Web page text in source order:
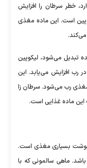
خطر سرطان را افزایش
است. این ماده مغذی
می‌کند.
تبدیل می‌شود، لیکوپین
آن از بین می‌رود. سپس ماده‌ای به نام BPI در رب افزایش می‌یابد. این
رب می‌شود. سرطان زا
این ماده غذایی است.
گوشت بسیاری مغذی است.
ماهی سالمونی که با